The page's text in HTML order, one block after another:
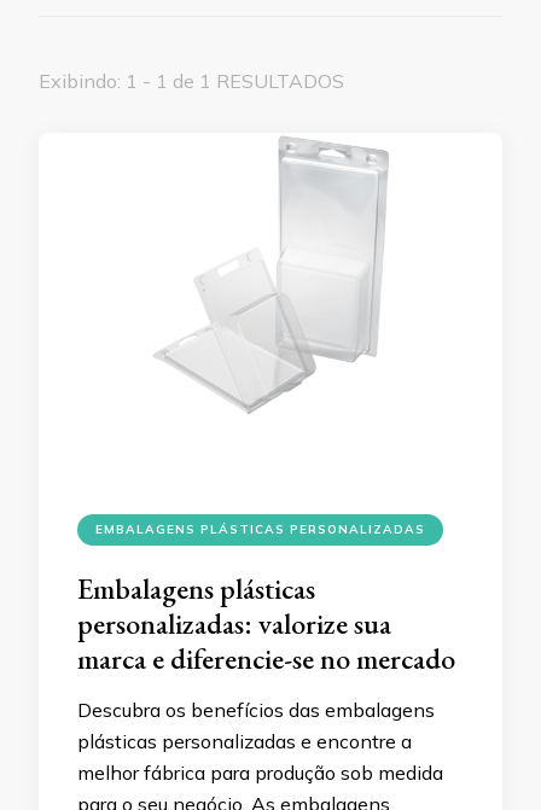
Exibindo: 1 - 1 de 1 RESULTADOS
EMBALAGENS PLÁSTICAS PERSONALIZADAS
Embalagens plásticas
personalizadas: valorize sua
marca e diferencie-se no mercado
Descubra os benefícios das embalagens
plásticas personalizadas e encontre a
melhor fábrica para produção sob medida
para o seu negócio. As embalagens